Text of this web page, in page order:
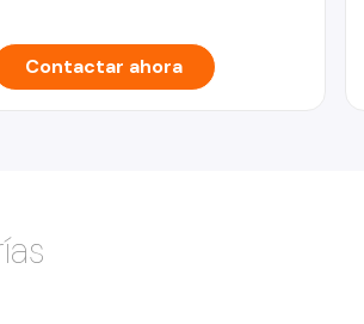
Contactar ahora